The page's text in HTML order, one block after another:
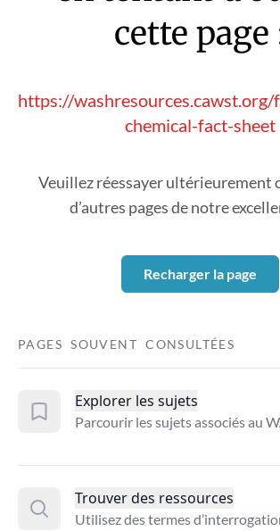
cette page
https://
chemical-fact-sheet
Veuillez réessayer ultérieurement
d’autres pages de notre
Recharger la page
PAGES SOUVENT CONSULTÉES
Explorer les sujets
Parcourir les sujets associés au
Trouver des ressources
Utilisez des termes